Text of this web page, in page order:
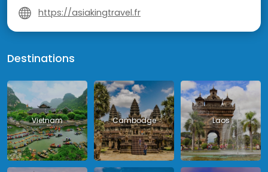
https://asiakingtravel.fr
Destinations
Vietnam Cambodge Laos